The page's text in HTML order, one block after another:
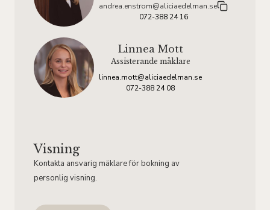
andrea.enstrom@aliciaedelman.se
072-388 24 16
Linnea Mott
Assisterande mäklare
linnea.mott@aliciaedelman.se
072-388 24 08
Visning
Kontakta ansvarig mäklare för bokning av
personlig visning.